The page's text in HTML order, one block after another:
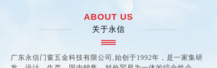
ABOUT US
关于永信
广东永信门窗五金科技有限公司,始创于1992年，是一家集研